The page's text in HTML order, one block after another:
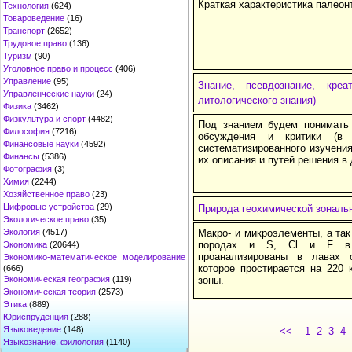
Технология (624)
Товароведение (16)
Транспорт (2652)
Трудовое право (136)
Туризм (90)
Уголовное право и процесс (406)
Управление (95)
Управленческие науки (24)
Физика (3462)
Физкультура и спорт (4482)
Философия (7216)
Финансовые науки (4592)
Финансы (5386)
Фотография (3)
Химия (2244)
Хозяйственное право (23)
Цифровые устройства (29)
Экологическое право (35)
Экология (4517)
Экономика (20644)
Экономико-математическое моделирование
(666)
Экономическая география (119)
Экономическая теория (2573)
Этика (889)
Юриспруденция (288)
Языковедение (148)
Языкознание, филология (1140)
Краткая характеристика
Знание, псевдознание,
литологического знания)
Под знанием будем понимать
обсуждения и критики (в
систематизированного
их описания и путей решения
Природа геохимической
Макро- и микроэлементы, а
породах и S, Cl и F в
проанализированы в лавах
которое простирается на
зоны.
<< 1 2 3 4